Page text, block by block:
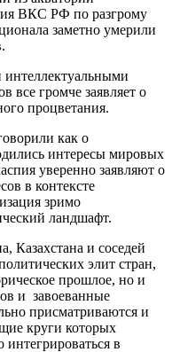
ВКС РФ по разгрому
заметно умерили
интеллектуальными
все громче заявляет о
процветания.
как о
интересы мировых
уверенно заявляют о
в контексте
зримо
ландшафт.
Казахстана и соседей
элит стран,
прошлое, но и
и завоеванные
присматриваются и
круги которых
в